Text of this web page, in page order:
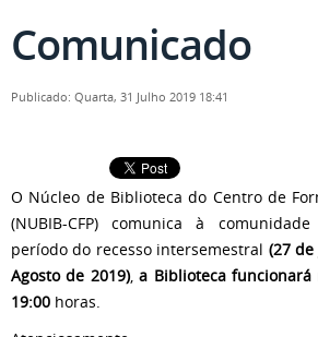
Comunicado
Publicado: Quarta, 31 Julho 2019 18:41
O Núcleo de Biblioteca do Centro de
(NUBIB-CFP) comunica à
período do recesso intersemestral (27
Agosto de 2019),a Biblioteca funcionará
19:00 horas.